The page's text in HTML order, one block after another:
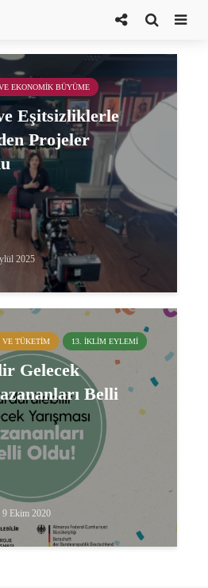
EKONOMIK BÜYÜME
Eşitsizliklerle
Projeler
2025
VE TÜKETIM 13. İKLIM EYLEMI
Gelecek
Belli
9 Ekim 2020